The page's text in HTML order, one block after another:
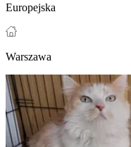
Europejska
Warszawa